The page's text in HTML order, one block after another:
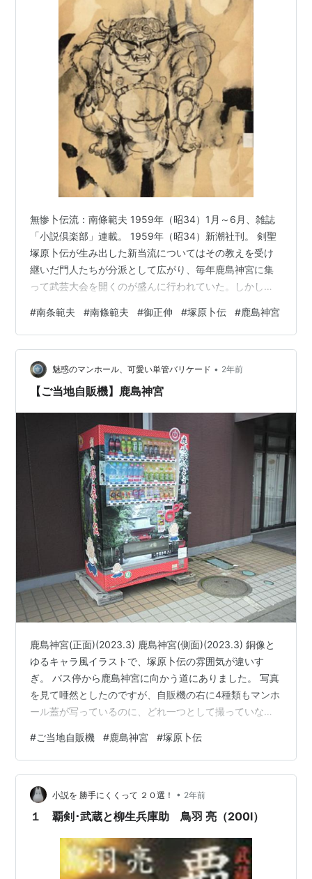
無惨卜伝流：南條範夫 1959年（昭34）1月～6月、雑誌
「小説倶楽部」連載。 1959年（昭34）新潮社刊。 剣聖
塚原卜伝が生み出した新当流についてはその教えを受け
継いだ門人たちが分派として広がり、毎年鹿島神宮に集
って武芸大会を開くのが盛んに行われていた。しかし卜
ず、婿入りすることで嫡統を名乗ることができた。その
ためには大会で優勝する事が条件とされ、その年は六人
の剣士が名前に上っていた。 無惨卜伝流：南條範夫、御
正伸・画1 いつの世にも狡猾な姦計を画策する者がいるも
ので、その中から一人ずつが次々と殺害され消えてい
#南条範夫 #南條範夫 #御正伸 #塚原卜伝 #鹿島神宮
魅惑のマンホール、可愛い単管バリケード • 2年前
【ご当地自販機】鹿島神宮
鹿島神宮(正面)(2023.3) 鹿島神宮(側面)(2023.3) 銅像と
ゆるキャラ風イラストで、塚原卜伝の雰囲気が違いす
ぎ。 バス停から鹿島神宮に向かう道にありました。 写真
を見て唖然としたのですが、自販機の右に4種類もマンホ
ール蓋が写っているのに、どれ一つとして撮っていない
ホール蓋。どれも地味だし、この後また出会うだろうと
思って撮らなかったのでしょうけれど、惜しいことをし
ました。 この時の鹿島神宮参拝記は、note記事をどう
ぞ。 note.com margrete.hatenablog.com ランキング参
加中【公式】2018年開設ブログ
#ご当地自販機 #鹿島神宮 #塚原卜伝
小説を 勝手にくくって ２０選！ • 2年前
１ 覇剣･武蔵と柳生兵庫助 鳥羽 亮（200l）